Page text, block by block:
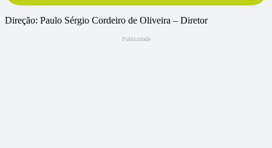
Direção: Paulo Sérgio Cordeiro de Oliveira – Diretor
Publicidade